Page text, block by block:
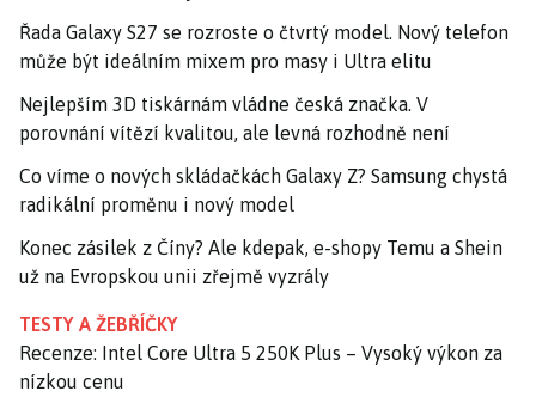
Řada Galaxy S27 se rozroste o čtvrtý model. Nový telefon
může být ideálním mixem pro masy i Ultra elitu
Nejlepším 3D tiskárnám vládne česká značka. V
porovnání vítězí kvalitou, ale levná rozhodně není
Co víme o nových skládačkách Galaxy Z? Samsung chystá
radikální proměnu i nový model
Konec zásilek z Číny? Ale kdepak, e-shopy Temu a Shein
už na Evropskou unii zřejmě vyzrály
TESTY A ŽEBŘÍČKY
Recenze: Intel Core Ultra 5 250K Plus – Vysoký výkon za
nízkou cenu